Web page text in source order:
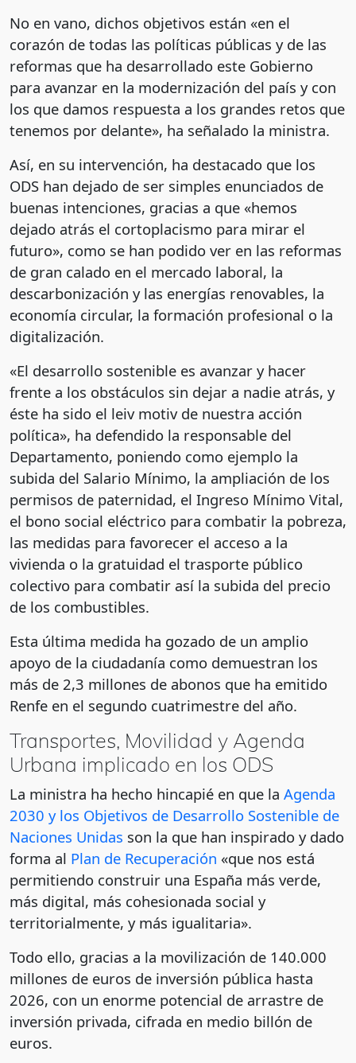
No en vano, dichos objetivos están «en el
corazón de todas las políticas públicas y de las
reformas que ha desarrollado este Gobierno
para avanzar en la modernización del país y con
los que damos respuesta a los grandes retos que
tenemos por delante», ha señalado la ministra.
Así, en su intervención, ha destacado que los
ODS han dejado de ser simples enunciados de
buenas intenciones, gracias a que «hemos
dejado atrás el cortoplacismo para mirar el
futuro», como se han podido ver en las reformas
de gran calado en el mercado laboral, la
descarbonización y las energías renovables, la
economía circular, la formación profesional o la
digitalización.
«El desarrollo sostenible es avanzar y hacer
frente a los obstáculos sin dejar a nadie atrás, y
éste ha sido el leiv motiv de nuestra acción
política», ha defendido la responsable del
Departamento, poniendo como ejemplo la
subida del Salario Mínimo, la ampliación de los
permisos de paternidad, el Ingreso Mínimo Vital,
el bono social eléctrico para combatir la pobreza,
las medidas para favorecer el acceso a la
vivienda o la gratuidad el trasporte público
colectivo para combatir así la subida del precio
de los combustibles.
Esta última medida ha gozado de un amplio
apoyo de la ciudadanía como demuestran los
más de 2,3 millones de abonos que ha emitido
Renfe en el segundo cuatrimestre del año.
Transportes, Movilidad y Agenda
Urbana implicado en los ODS
La ministra ha hecho hincapié en que la Agenda
2030 y los Objetivos de Desarrollo Sostenible de
Naciones Unidas son la que han inspirado y dado
forma al Plan de Recuperación «que nos está
permitiendo construir una España más verde,
más digital, más cohesionada social y
territorialmente, y más igualitaria».
Todo ello, gracias a la movilización de 140.000
millones de euros de inversión pública hasta
2026, con un enorme potencial de arrastre de
inversión privada, cifrada en medio billón de
euros.